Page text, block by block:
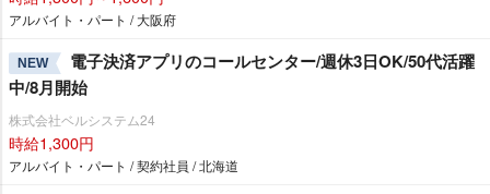
アルバイト・パート / 大阪府
NEW
電子決済アプリのコールセンター/週休3日OK/50代活躍
中/8月開始
株式会社ベルシステム24
時給1,300円
アルバイト・パート / 契約社員 / 北海道